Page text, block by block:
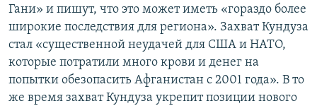
Гани» и пишут, что это может иметь «гораздо более
широкие последствия для региона». Захват Кундуза
стал «существенной неудачей для США и НАТО,
которые потратили много крови и денег на
попытки обезопасить Афганистан с 2001 года». В то
же время захват Кундуза укрепит позиции нового